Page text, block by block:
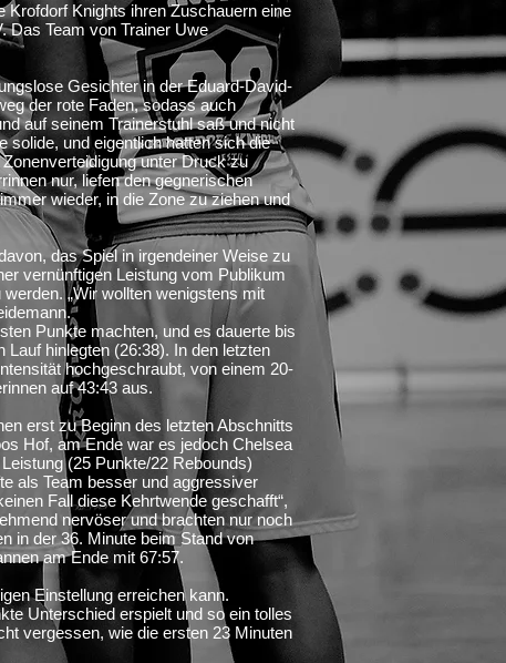
Krofdorf Knights ihren Zuschauern eine
Das Team von Trainer Uwe
Gesichter in der Eduard-David-
der rote Faden, sodass auch
auf seinem Trainerstuhl saß und nicht
solide, und eigentlich hatten sich die
unter Druck zu
nur, liefen den gegnerischen
wieder, in die Zone zu ziehen und
das Spiel in irgendeiner Weise zu
vernünftigen Leistung vom Publikum
„Wir wollten wenigstens mit
Punkte machten, und es dauerte bis
hinlegten (26:38). In den letzten
hochgeschraubt, von einem 20-
auf 43:43 aus.
erst zu Beginn des letzten Abschnitts
Hof, am Ende war es jedoch Chelsea
(25 Punkte/22 Rebounds)
als Team besser und aggressiver
Fall diese Kehrtwende geschafft“,
nervöser und brachten nur noch
in der 36. Minute beim Stand von
am Ende mit 67:57.
Einstellung erreichen kann.
Unterschied erspielt und so ein tolles
vergessen, wie die ersten 23 Minuten